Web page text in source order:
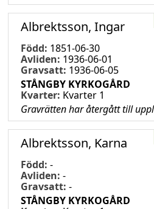
Albrektsson, Ingar
Född: 1851-06-30
Avliden: 1936-06-01
Gravsatt: 1936-06-05
STÅNGBY KYRKOGÅRD
Kvarter: Kvarter 1
Gravrätten har återgått till
Albrektsson, Karna
Född: -
Avliden: -
Gravsatt: -
STÅNGBY KYRKOGÅRD